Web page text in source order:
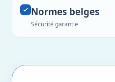
Normes belges
Sécurité garantie